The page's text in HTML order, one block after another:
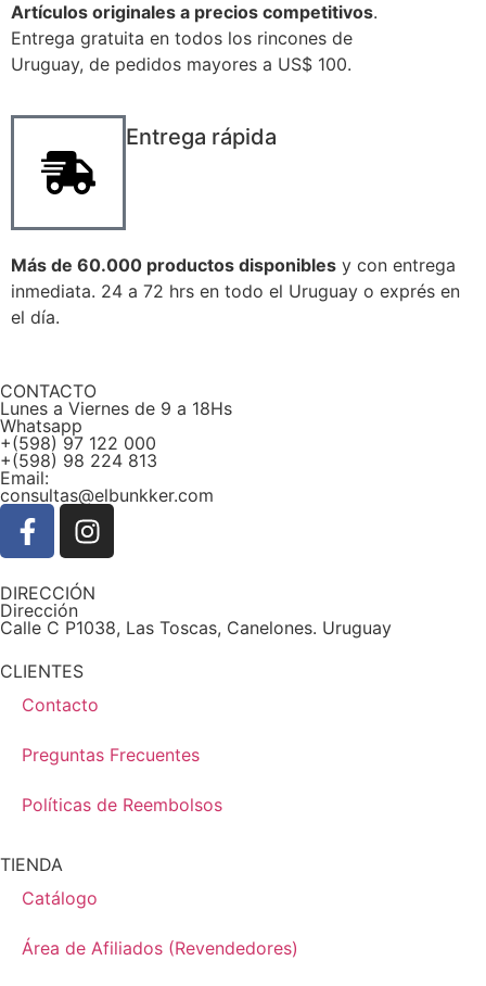
Artículos originales a precios competitivos.
Entrega gratuita en todos los rincones de
Uruguay, de pedidos mayores a US$ 100.
Entrega rápida
Más de 60.000 productos disponibles y con entrega
inmediata. 24 a 72 hrs en todo el Uruguay o exprés en
el día.
CONTACTO
Lunes a Viernes de 9 a 18Hs
Whatsapp
+(598) 97 122 000
+(598) 98 224 813
Email:
consultas@elbunkker.com
DIRECCIÓN
Dirección
Calle C P1038, Las Toscas, Canelones. Uruguay
CLIENTES
Contacto
Preguntas Frecuentes
Políticas de Reembolsos
TIENDA
Catálogo
Área de Afiliados (Revendedores)